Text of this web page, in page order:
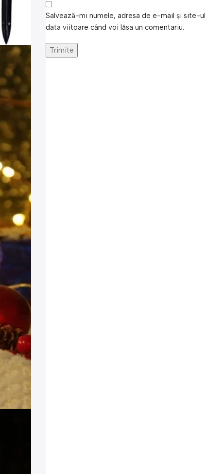
Salvează-mi numele, adresa de e-mail și site-
data viitoare când voi lăsa un comentariu.